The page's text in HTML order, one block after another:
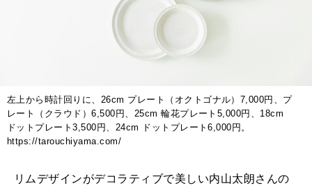
2026年1月号「猫がいれば、幸せ」
2025年12月号「お酒の新常識。」
左上から時計回りに、26cm プレート（オクトゴナル）7,000円、プ
レート（クラウド）6,500円、25cm 輪花プレート5,000円、18cm
ドットプレート3,500円、24cm ドットプレート6,000円。
https://tarouchiyama.com/
リムデザインがデコラティブで美しい内山太朗さんの